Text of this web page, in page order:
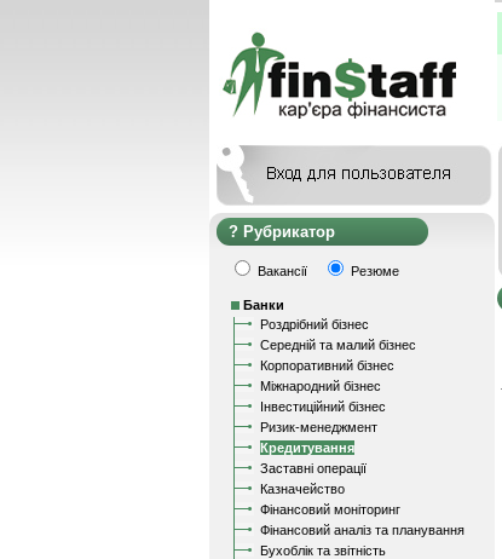
Рубрикатор
Вакансії Резюме
Банки
Роздрібний бізнес
Середній та малий бізнес
Корпоративний бізнес
Міжнародний бізнес
Інвестиційний бізнес
Ризик-менеджмент
Кредитування
Заставні операції
Казначейство
Фінансовий моніторинг
Фінансовий аналіз та планування
Бухоблік та звітність